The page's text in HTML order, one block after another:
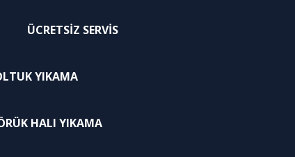
ÜCRETSIZ SERVIS
YIKAMA
HALI YIKAMA